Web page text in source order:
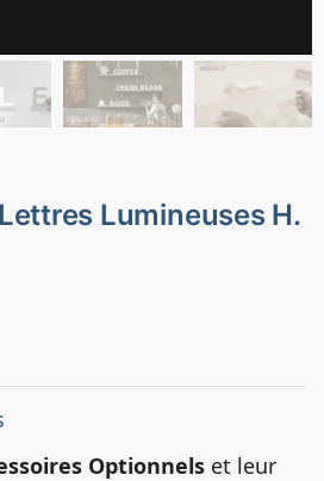
Lumineuses H.
Optionnels et leur